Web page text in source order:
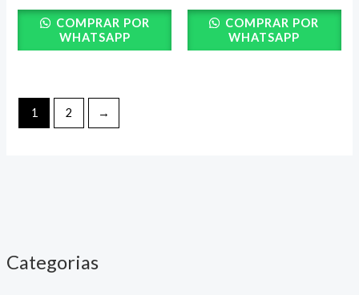
Categorias
COMPRAR POR
WHATSAPP
COMPRAR POR
WHATSAPP
1 2 →